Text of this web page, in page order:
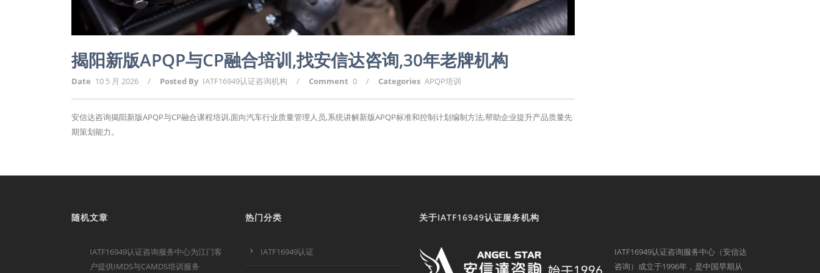
揭阳新版APQP与CP融合培训,找安信达咨询,30年老牌机构
Date 10 5 月 2026 / Posted By IATF16949认证咨询机构 / Comment 0 / Categories APQP培训
安信达咨询揭阳新版APQP与CP融合课程培训,面向汽车行业质量管理人员,系统讲解新版APQP标准和控制计划编制方法,帮助企业提升产品质量先
期策划能力。
随机文章
IATF16949认证咨询服务中心为江门客
户提供IMDS与CAMDS培训服务
热门分类
IATF16949认证
关于IATF16949认证服务机构
IATF16949认证咨询服务中心（安信达
咨询）成立于1996年，是中国早期从